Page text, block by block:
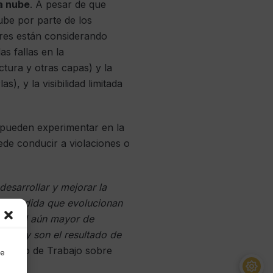
nube. A pesar de que
por parte de los
están considerando
fallas en la
y otras capas) y la
y la visibilidad limitada
experimentar en la
conducir a violaciones o
y mejorar la
. A medida que evolucionan
aún mayor de
y son el resultado de
de Trabajo sobre